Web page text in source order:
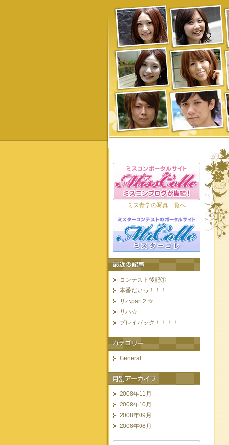
ミス青学の写真一覧へ
コンテスト後記①
本番だいっ！！！
リハpart２☆
リハ☆
プレイバック！！！！
General
2008年11月
2008年10月
2008年09月
2008年08月